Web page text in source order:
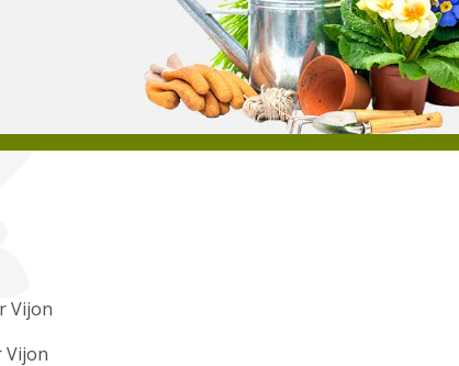
Vijon
Vijon